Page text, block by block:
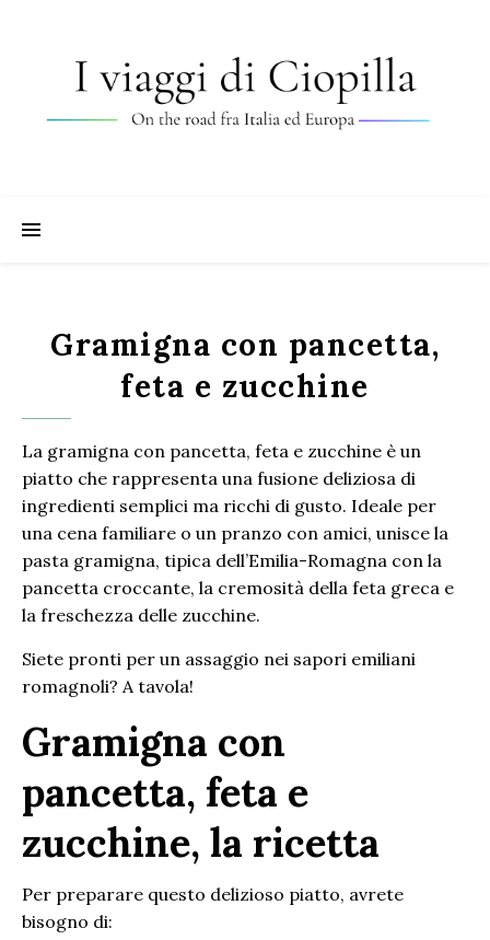
Gramigna con pancetta,
feta e zucchine
La gramigna con pancetta, feta e zucchine è un
piatto che rappresenta una fusione deliziosa di
ingredienti semplici ma ricchi di gusto. Ideale per
una cena familiare o un pranzo con amici, unisce la
pasta gramigna, tipica dell’Emilia-Romagna con la
pancetta croccante, la cremosità della feta greca e
la freschezza delle zucchine.
Siete pronti per un assaggio nei sapori emiliani
romagnoli? A tavola!
Gramigna con
pancetta, feta e
zucchine, la ricetta
Per preparare questo delizioso piatto, avrete
bisogno di: